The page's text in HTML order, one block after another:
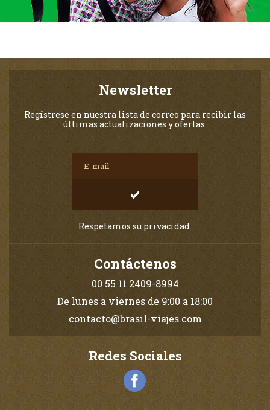
Newsletter
Regístrese en nuestra lista de correo para recibir las
últimas actualizaciones y ofertas.
Respetamos su privacidad.
Contáctenos
00 55 11 2409-8994
De lunes a viernes de 9:00 a 18:00
contacto@brasil-viajes.com
Redes Sociales